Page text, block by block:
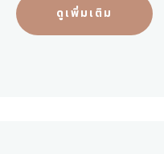
ดูเพิ่มเติม